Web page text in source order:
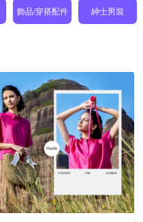
飾品​/​穿搭​配件 紳士​男裝